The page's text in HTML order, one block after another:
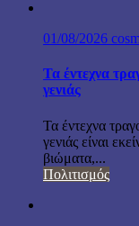
01/08/2026
Τα έντεχνα
γενιάς
Τα έντεχνα
γενιάς είναι
βιώματα,...
Πολιτισμός